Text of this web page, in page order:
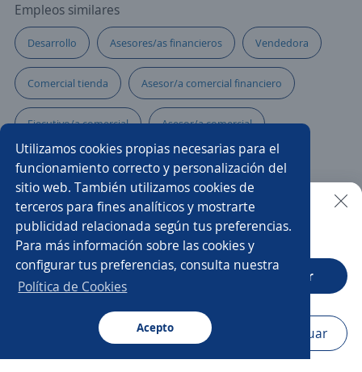
Utilizamos cookies propias necesarias para el
funcionamiento correcto y personalización del
sitio web. También utilizamos cookies de
terceros para fines analíticos y mostrarte
publicidad relacionada según tus preferencias.
Para más información sobre las cookies y
configurar tus preferencias, consulta nuestra
Política de Cookies
Acepto
Buscar Aplicaciones Avisos Favoritos
Empleos similares
Desarrollo Asesores/as financieros Vendedora
Comercial tienda Asesor/a comercial financiero
Ejecutivo/a comercial Asesor/a comercial
Comercial productos financieros
Asesor/a comercial de libranza Telecomunicaciones
Promotor/a de cambaceo Asesor/a comercial freelance
Asesor/a call center ventas
Asesor/a telefónico
Buscar es más fácil en la app
CT App Abrir
Navegador Continuar